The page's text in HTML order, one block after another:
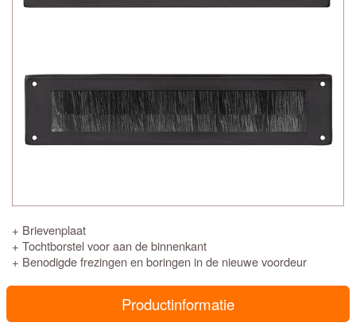
+ Brievenplaat
+ Tochtborstel voor aan de binnenkant
+ Benodigde frezingen en boringen in de nieuwe voordeur
Productinformatie